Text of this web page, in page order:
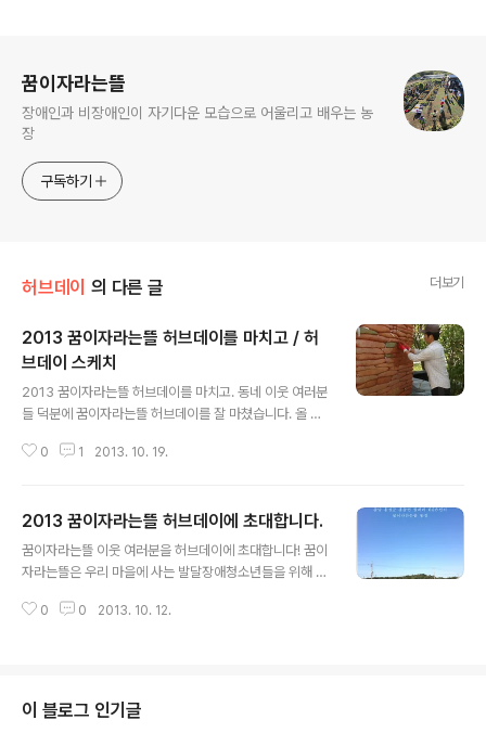
꿈이자라는뜰
장애인과 비장애인이 자기다운 모습으로 어울리고 배우는 농
장
구독하기
허브데이 의 다른 글 더보기
2013 꿈이자라는뜰 허브데이를 마치고 / 허
브데이 스케치
2013 꿈이자라는뜰 허브데이를 마치고. 동네 이웃 여러분
들 덕분에 꿈이자라는뜰 허브데이를 잘 마쳤습니다. 올 해
일을 함께 하는 일손나눔 시간을 먼저 가졌습니다. 지난 여
질하고 접어서 띠지포장을 하는 일도 함께 했습니다. 지난
화요일에 학교일정때문에 수업을 미뤄두었던 중등 꽃나무
교실 학생들은 로즈마리를 수확했구요, 어린 아이들은 손
는뜰 이야기를 전시하기위해 파고라에 게시판을 설치하고,
0 1 2013. 10. 19.
2013 꿈이자라는뜰 허브데이에 초대합니다.
꿈이자라는뜰 이웃 여러분을 허브데이에 초대합니다! 꿈이
자라는뜰은 우리 마을에 사는 발달장애청소년들을 위해 지
년 가을에 시작해서 이제 만 4년을 채워가고 있습니다. 4
에게 자연스럽고, 마음이 열리고, 애지중지하는 마음이 깊
어지니 이전과 또 다른 열매들이 눈에 보입니다. 우리가 서
0 0 2013. 10. 12.
이 블로그 인기글